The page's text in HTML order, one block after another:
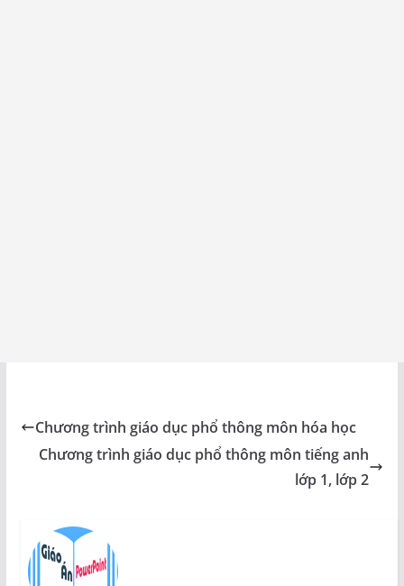
Chương trình giáo dục phổ thông môn hóa học
Chương trình giáo dục phổ thông môn tiếng anh
lớp 1, lớp 2